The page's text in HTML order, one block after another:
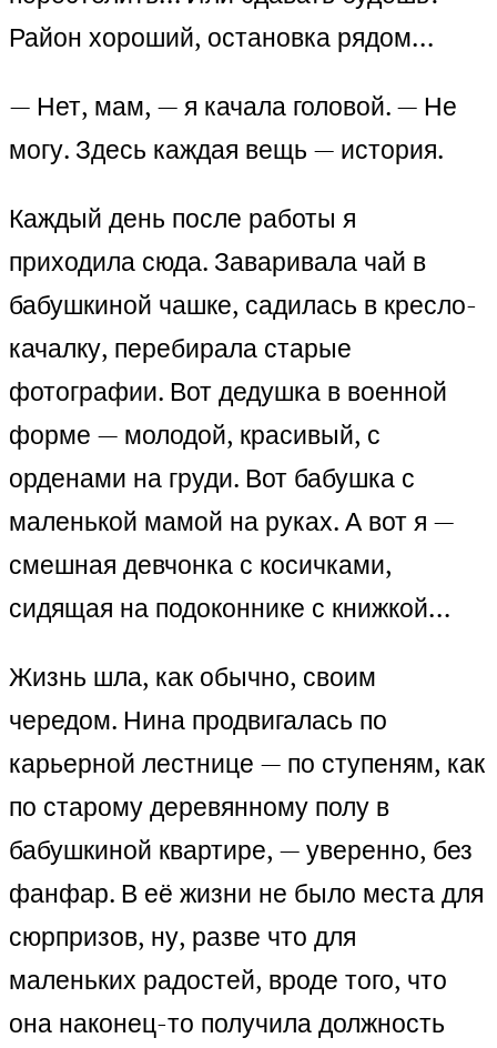
Район хороший, остановка рядом…
— Нет, мам, — я качала головой. — Не
могу. Здесь каждая вещь — история.
Каждый день после работы я
приходила сюда. Заваривала чай в
бабушкиной чашке, садилась в кресло-
качалку, перебирала старые
фотографии. Вот дедушка в военной
форме — молодой, красивый, с
орденами на груди. Вот бабушка с
маленькой мамой на руках. А вот я —
смешная девчонка с косичками,
сидящая на подоконнике с книжкой…
Жизнь шла, как обычно, своим
чередом. Нина продвигалась по
карьерной лестнице — по ступеням, как
по старому деревянному полу в
бабушкиной квартире, — уверенно, без
фанфар. В её жизни не было места для
сюрпризов, ну, разве что для
маленьких радостей, вроде того, что
она наконец-то получила должность